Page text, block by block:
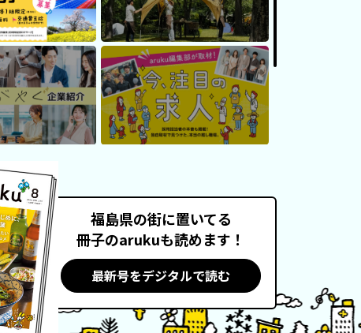
福島県の街に置いてる
冊子のarukuも読めます！
最新号をデジタルで読む